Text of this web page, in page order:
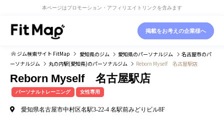
本ページはプロモーション・アフィリエイトリンクを含みます
掲載をお考えの企業様へ
ジム検索サイト FitMap 愛知県のジム 愛知県のパーソナルジム 名古屋市のパ
ーソナルジム
丸の内駅(愛知県)のパーソナルジム Reborn Myself 名古屋駅店
Reborn Myself 名古屋駅店
パーソナルトレーニング 女性専用
愛知県名古屋市中村区名駅3-22-4 名駅前みどりビル8F